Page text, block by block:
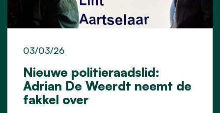
Nieuwe politieraadslid:
Adrian De Weerdt neemt de
fakkel over
03/03/26